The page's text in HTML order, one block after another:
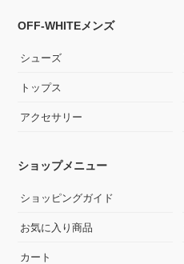
OFF-WHITEメンズ
シューズ
トップス
アクセサリー
ショップメニュー
ショッピングガイド
お気に入り商品
カート